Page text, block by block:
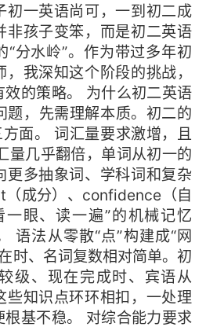
初一英语尚可，一到初二成
非孩子变笨，而是初二英语
“分水岭”。作为带过多年初
我深知这个阶段的挑战，
的策略。 为什么初二英语
题，先需理解本质。初二的
方面。 词汇量要求激增，且
量几乎翻倍，单词从初一的
更多抽象词、学科词和复杂
成分）、confidence（自
眼、读一遍”的机械记忆
语法从零散“点”构建成“网
时、名词复数相对简单。初
级、现在完成时、宾语从
些知识点环环相扣，一处理
基不稳。 对综合能力要求